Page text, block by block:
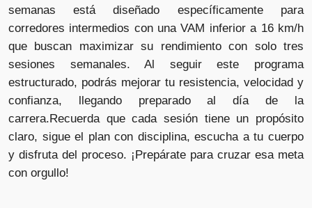
semanas está diseñado específicamente para
corredores intermedios con una VAM inferior a 16 km/h
que buscan maximizar su rendimiento con solo tres
sesiones semanales. Al seguir este programa
estructurado, podrás mejorar tu resistencia, velocidad y
confianza, llegando preparado al día de la
carrera.Recuerda que cada sesión tiene un propósito
claro, sigue el plan con disciplina, escucha a tu cuerpo
y disfruta del proceso. ¡Prepárate para cruzar esa meta
con orgullo!